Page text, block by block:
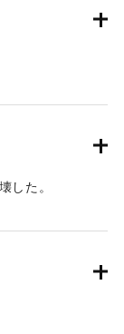
した。